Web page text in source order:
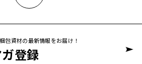
包資材の最新情報をお届け！
登録